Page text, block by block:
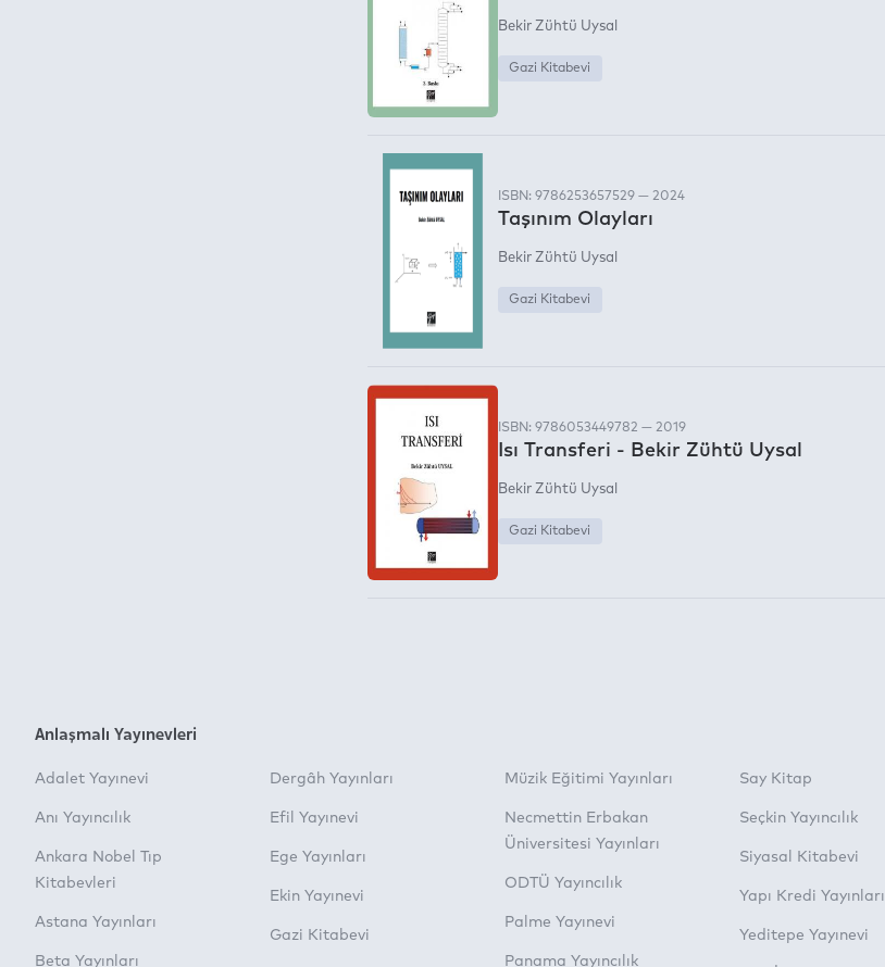
Bekir Zühtü Uysal
Gazi Kitabevi
ISBN: 9786253657529 — 2024
Taşınım Olayları
Bekir Zühtü Uysal
Gazi Kitabevi
ISBN: 9786053449782 — 2019
Isı Transferi - Bekir Zühtü Uysal
Bekir Zühtü Uysal
Gazi Kitabevi
Anlaşmalı Yayınevleri
Adalet Yayınevi
Anı Yayıncılık
Ankara Nobel Tıp
Kitabevleri
Astana Yayınları
Beta Yayınları
Dergâh Yayınları
Efil Yayınevi
Ege Yayınları
Ekin Yayınevi
Gazi Kitabevi
Müzik Eğitimi Yayınları
Necmettin Erbakan
Üniversitesi Yayınları
ODTÜ Yayıncılık
Palme Yayınevi
Panama Yayıncılık
Say Kitap
Seçkin Yayıncılık
Siyasal Kitabevi
Yapı Kredi Yayınları
Yeditepe Yayınevi